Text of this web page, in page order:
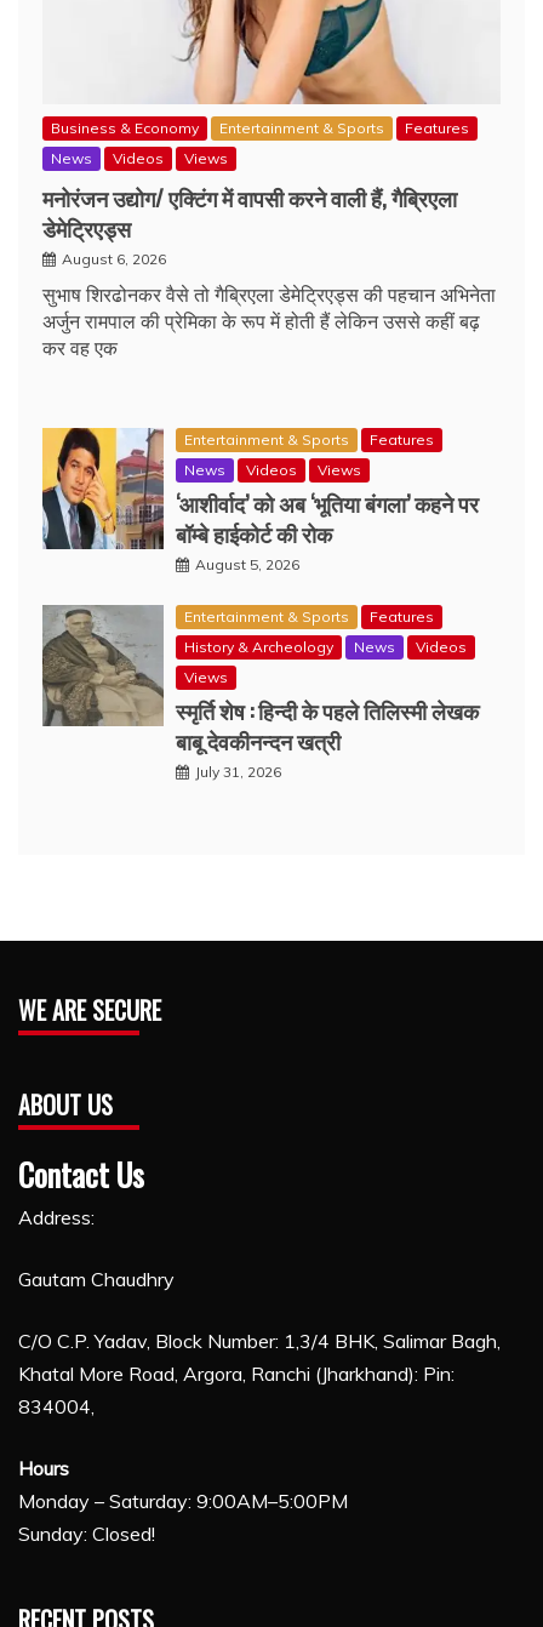
Business & Economy Entertainment & Sports
Features
News
Videos Views
मनोरंजन उद्योग/ एक्टिंग में वापसी करने वाली हैं, गैब्रिएला
डेमेट्रिएड्स
August 6, 2026
सुभाष शिरढोनकर वैसे तो गैब्रिएला डेमेट्रिएड्स की पहचान अभिनेता
अर्जुन रामपाल की प्रेमिका के रूप में होती हैं लेकिन उससे कहीं बढ़
कर वह एक
Entertainment & Sports
Features
News
Videos Views
‘आशीर्वाद’ को अब ‘भूतिया बंगला’ कहने पर
बॉम्बे हाईकोर्ट की रोक
August 5, 2026
Entertainment & Sports
Features
History & Archeology
News
Videos
Views
स्मृर्ति शेष : हिन्दी के पहले तिलिस्मी लेखक
बाबू देवकीनन्दन खत्री
July 31, 2026
WE ARE SECURE
ABOUT US
Contact Us
Address:
Gautam Chaudhry
C/O C.P. Yadav, Block Number: 1,3/4 BHK, Salimar Bagh,
Khatal More Road, Argora, Ranchi (Jharkhand): Pin:
834004,
Hours
Monday – Saturday: 9:00AM–5:00PM
Sunday: Closed!
RECENT POSTS